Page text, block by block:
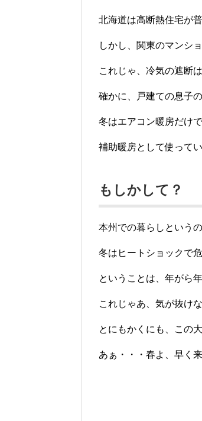
北海道は高断熱住宅が
しかし、関東のマンシ
これじゃ、冷気の遮断
確かに、戸建ての息子
冬はエアコン暖房だけ
補助暖房として使って
もしかして？
本州での暮らしという
冬はヒートショックで
ということは、年がら
これじゃあ、気が抜け
とにもかくにも、この
あぁ・・・春よ、早く来